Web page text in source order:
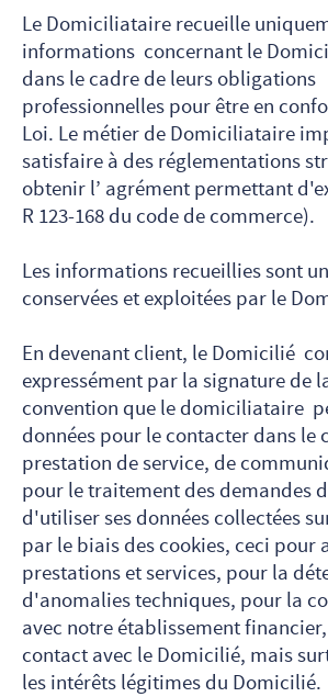
Le Domiciliataire recueille
informations concernant le
dans le cadre de leurs obligations
professionnelles pour être en
Loi. Le métier de Domiciliataire
satisfaire à des réglementations
obtenir l’ agrément permettant
R 123-168 du code de commerce).
Les informations recueillies sont
conservées et exploitées par le
En devenant client, le Domicilié
expressément par la signature de
convention que le domiciliataire
données pour le contacter dans le
prestation de service, de
pour le traitement des demandes
d'utiliser ses données collectées
par le biais des cookies, ceci pour
prestations et services, pour la
d'anomalies techniques, pour la
avec notre établissement
contact avec le Domicilié, mais
les intérêts légitimes du Domicilié.